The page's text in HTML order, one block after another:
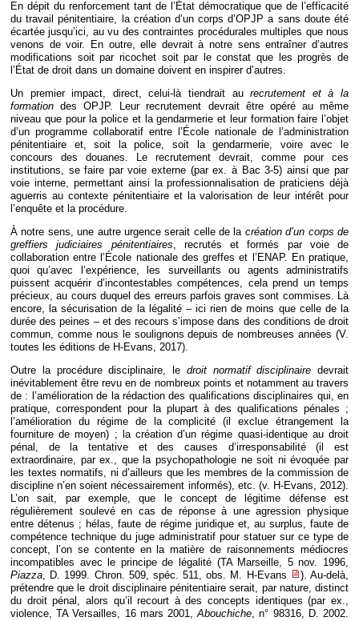
En dépit du renforcement tant de l’État démocratique que de l’efficacité
du travail pénitentiaire, la création d’un corps d’OPJP a sans doute été
écartée jusqu’ici, au vu des contraintes procédurales multiples que nous
venons de voir. En outre, elle devrait à notre sens entraîner d’autres
modifications soit par ricochet soit par le constat que les progrès de
l’État de droit dans un domaine doivent en inspirer d’autres.
Un premier impact, direct, celui-là tiendrait aurecrutement et à la
formation des OPJP. Leur recrutement devrait être opéré au même
niveau que pour la police et la gendarmerie et leur formation faire l’objet
d’un programme collaboratif entre l’École nationale de l’administration
pénitentiaire et, soit la police, soit la gendarmerie, voire avec le
concours des douanes. Le recrutement devrait, comme pour ces
institutions, se faire par voie externe (par ex. à Bac 3-5) ainsi que par
voie interne, permettant ainsi la professionnalisation de praticiens déjà
aguerris au contexte pénitentiaire et la valorisation de leur intérêt pour
l’enquête et la procédure.
À notre sens, une autre urgence serait celle de la création d’un corps de
greffiers judiciaires pénitentiaires, recrutés et formés par voie de
collaboration entre l’École nationale des greffes et l’ENAP. En pratique,
quoi qu’avec l’expérience, les surveillants ou agents administratifs
puissent acquérir d’incontestables compétences, cela prend un temps
précieux, au cours duquel des erreurs parfois graves sont commises. Là
encore, la sécurisation de la légalité – ici rien de moins que celle de la
durée des peines – et des recours s’impose dans des conditions de droit
commun, comme nous le soulignons depuis de nombreuses années (V.
toutes les éditions de H-Evans, 2017).
Outre la procédure disciplinaire, le droit normatif disciplinaire devrait
inévitablement être revu en de nombreux points et notamment au travers
de : l’amélioration de la rédaction des qualifications disciplinaires qui, en
pratique, correspondent pour la plupart à des qualifications pénales ;
l’amélioration du régime de la complicité (il exclue étrangement la
fourniture de moyen) ; la création d’un régime quasi-identique au droit
pénal, de la tentative et des causes d’irresponsabilité (il est
extraordinaire, par ex., que la psychopathologie ne soit ni évoquée par
les textes normatifs, ni d’ailleurs que les membres de la commission de
discipline n’en soient nécessairement informés), etc. (v. H-Evans, 2012).
L’on sait, par exemple, que le concept de légitime défense est
régulièrement soulevé en cas de réponse à une agression physique
entre détenus ; hélas, faute de régime juridique et, au surplus, faute de
compétence technique du juge administratif pour statuer sur ce type de
concept, l’on se contente en la matière de raisonnements médiocres
incompatibles avec le principe de légalité (TA Marseille, 5 nov. 1996,
Piazza, D. 1999. Chron. 509, spéc. 511, obs. M. H-Evans
). Au-delà,
prétendre que le droit disciplinaire pénitentiaire serait, par nature, distinct
du droit pénal, alors qu’il recourt à des concepts identiques (par ex.,
violence, TA Versailles, 16 mars 2001,Abouchiche, n° 98316, D. 2002.